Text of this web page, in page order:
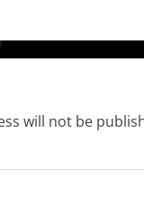
will not be